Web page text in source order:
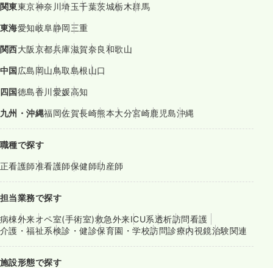
関東東京神奈川埼玉千葉茨城栃木群馬
東海愛知岐阜静岡三重
関西大阪京都兵庫滋賀奈良和歌山
中国広島岡山鳥取島根山口
四国徳島香川愛媛高知
九州・沖縄福岡佐賀長崎熊本大分宮崎鹿児島沖縄
職種で探す
正看護師准看護師保健師助産師
担当業務で探す
病棟外来オペ室(手術室)救急外来ICU系透析訪問看護
介護・福祉系検診・健診保育園・学校訪問診療内視鏡治験関連
施設形態で探す